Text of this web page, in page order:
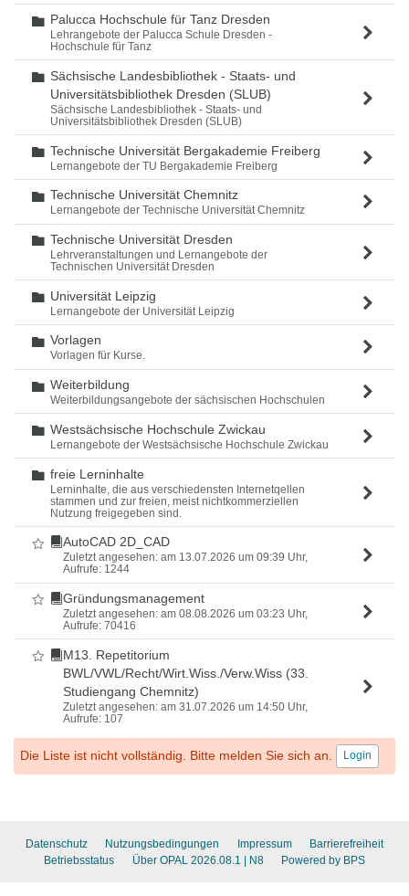
Ordner
Palucca Hochschule für Tanz Dresden
Lehrangebote der Palucca Schule Dresden -
Hochschule für Tanz
Ordner
Sächsische Landesbibliothek - Staats- und
Universitätsbibliothek Dresden (SLUB)
Sächsische Landesbibliothek - Staats- und
Universitätsbibliothek Dresden (SLUB)
Ordner
Technische Universität Bergakademie Freiberg
Lernangebote der TU Bergakademie Freiberg
Ordner
Technische Universität Chemnitz
Lernangebote der Technische Universität Chemnitz
Ordner
Technische Universität Dresden
Lehrveranstaltungen und Lernangebote der
Technischen Universität Dresden
Ordner
Universität Leipzig
Lernangebote der Universität Leipzig
Ordner
Vorlagen
Vorlagen für Kurse.
Ordner
Weiterbildung
Weiterbildungsangebote der sächsischen Hochschulen
Ordner
Westsächsische Hochschule Zwickau
Lernangebote der Westsächsische Hochschule Zwickau
Ordner
freie Lerninhalte
Lerninhalte, die aus verschiedensten Internetqellen
stammen und zur freien, meist nichtkommerziellen
Nutzung freigegeben sind.
Als Favorit markieren
AutoCAD 2D_CAD
Zuletzt angesehen: am 13.07.2026 um 09:39 Uhr,
Aufrufe: 1244
Als Favorit markieren
Gründungsmanagement
Zuletzt angesehen: am 08.08.2026 um 03:23 Uhr,
Aufrufe: 70416
Als Favorit markieren
M13. Repetitorium
BWL/VWL/Recht/Wirt.Wiss./Verw.Wiss (33.
Studiengang Chemnitz)
Zuletzt angesehen: am 31.07.2026 um 14:50 Uhr,
Aufrufe: 107
Die Liste ist nicht vollständig. Bitte melden Sie sich an. Login
Datenschutz Nutzungsbedingungen Impressum
Barrierefreiheit
Betriebsstatus
Über OPAL 2026.08.1 | N8 Powered by BPS